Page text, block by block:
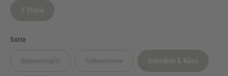
Sorte